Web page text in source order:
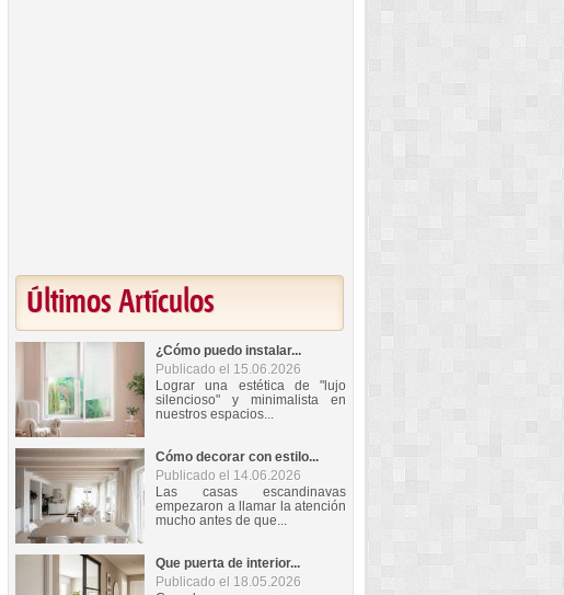
Últimos Artículos
¿Cómo puedo instalar...
Publicado el 15.06.2026
Lograr una estética de "lujo
silencioso" y minimalista en
nuestros espacios...
Cómo decorar con estilo...
Publicado el 14.06.2026
Las casas escandinavas
empezaron a llamar la atención
mucho antes de que...
Que puerta de interior...
Publicado el 18.05.2026